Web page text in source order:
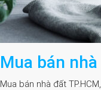
Mua bán
Mua bán nhà đất